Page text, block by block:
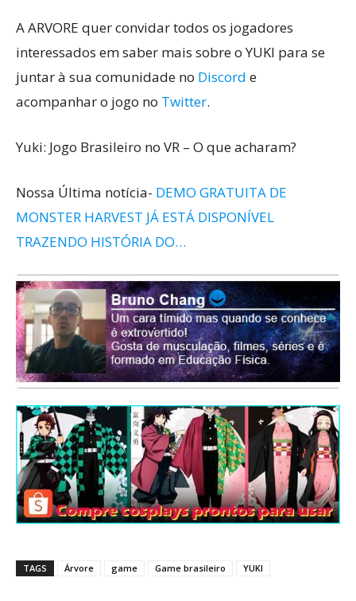
A ARVORE quer convidar todos os jogadores
interessados em saber mais sobre o YUKI para se
juntar à sua comunidade no Discord e
acompanhar o jogo no Twitter.
Yuki: Jogo Brasileiro no VR – O que acharam?
Nossa Última notícia- DEMO GRATUITA DE
MONSTER HARVEST JÁ ESTÁ DISPONÍVEL
TRAZENDO HISTÓRIA DO…
TAGS Árvore game Game brasileiro YUKI